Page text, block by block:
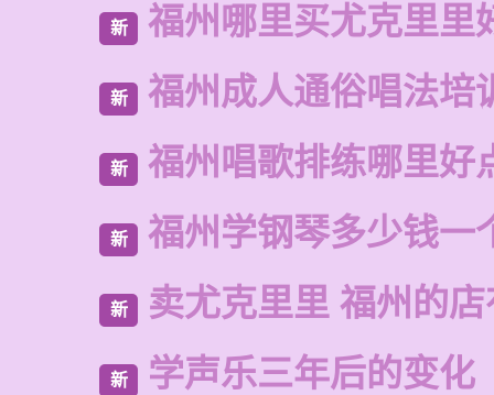
新 福州哪里买尤克里里
新 福州成人通俗唱法培
新 福州唱歌排练哪里好
新 福州学钢琴多少钱一
新 卖尤克里里 福州的
新 学声乐三年后的变化